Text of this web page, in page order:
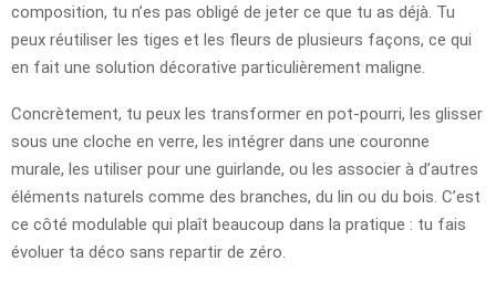
composition, tu n’es pas obligé de jeter ce que tu as déjà. Tu
peux réutiliser les tiges et les fleurs de plusieurs façons, ce qui
en fait une solution décorative particulièrement maligne.
Concrètement, tu peux les transformer en pot-pourri, les glisser
sous une cloche en verre, les intégrer dans une couronne
murale, les utiliser pour une guirlande, ou les associer à d’autres
éléments naturels comme des branches, du lin ou du bois. C’est
ce côté modulable qui plaît beaucoup dans la pratique : tu fais
évoluer ta déco sans repartir de zéro.